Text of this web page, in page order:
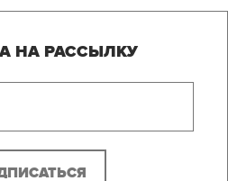
НА РАССЫЛКУ